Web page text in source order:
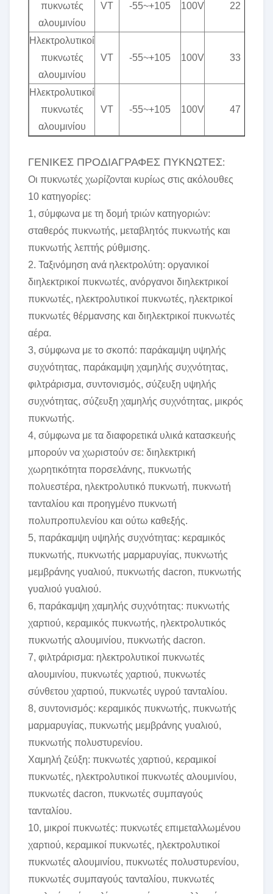
πυκνωτές
αλουμινίου
VT -55~+105 100V 22
Ηλεκτρολυτικοί
πυκνωτές
αλουμινίου
VT -55~+105 100V 33
Ηλεκτρολυτικοί
πυκνωτές
αλουμινίου
VT -55~+105 100V 47
ΓΕΝΙΚΕΣ ΠΡΟΔΙΑΓΡΑΦΕΣ ΠΥΚΝΩΤΕΣ:
Οι πυκνωτές χωρίζονται κυρίως στις ακόλουθες
10 κατηγορίες:
1, σύμφωνα με τη δομή τριών κατηγοριών:
σταθερός πυκνωτής, μεταβλητός πυκνωτής και
πυκνωτής λεπτής ρύθμισης.
2. Ταξινόμηση ανά ηλεκτρολύτη: οργανικοί
διηλεκτρικοί πυκνωτές, ανόργανοι διηλεκτρικοί
πυκνωτές, ηλεκτρολυτικοί πυκνωτές, ηλεκτρικοί
πυκνωτές θέρμανσης και διηλεκτρικοί πυκνωτές
αέρα.
3, σύμφωνα με το σκοπό: παράκαμψη υψηλής
συχνότητας, παράκαμψη χαμηλής συχνότητας,
φιλτράρισμα, συντονισμός, σύζευξη υψηλής
συχνότητας, σύζευξη χαμηλής συχνότητας, μικρός
πυκνωτής.
4, σύμφωνα με τα διαφορετικά υλικά κατασκευής
μπορούν να χωριστούν σε: διηλεκτρική
χωρητικότητα πορσελάνης, πυκνωτής
πολυεστέρα, ηλεκτρολυτικό πυκνωτή, πυκνωτή
τανταλίου και προηγμένο πυκνωτή
πολυπροπυλενίου και ούτω καθεξής.
5, παράκαμψη υψηλής συχνότητας: κεραμικός
πυκνωτής, πυκνωτής μαρμαρυγίας, πυκνωτής
μεμβράνης γυαλιού, πυκνωτής dacron, πυκνωτής
γυαλιού γυαλιού.
6, παράκαμψη χαμηλής συχνότητας: πυκνωτής
χαρτιού, κεραμικός πυκνωτής, ηλεκτρολυτικός
πυκνωτής αλουμινίου, πυκνωτής dacron.
7, φιλτράρισμα: ηλεκτρολυτικοί πυκνωτές
αλουμινίου, πυκνωτές χαρτιού, πυκνωτές
σύνθετου χαρτιού, πυκνωτές υγρού τανταλίου.
8, συντονισμός: κεραμικός πυκνωτής, πυκνωτής
μαρμαρυγίας, πυκνωτής μεμβράνης γυαλιού,
πυκνωτής πολυστυρενίου.
Χαμηλή ζεύξη: πυκνωτές χαρτιού, κεραμικοί
πυκνωτές, ηλεκτρολυτικοί πυκνωτές αλουμινίου,
πυκνωτές dacron, πυκνωτές συμπαγούς
τανταλίου.
10, μικροί πυκνωτές: πυκνωτές επιμεταλλωμένου
χαρτιού, κεραμικοί πυκνωτές, ηλεκτρολυτικοί
πυκνωτές αλουμινίου, πυκνωτές πολυστυρενίου,
πυκνωτές συμπαγούς τανταλίου, πυκνωτές